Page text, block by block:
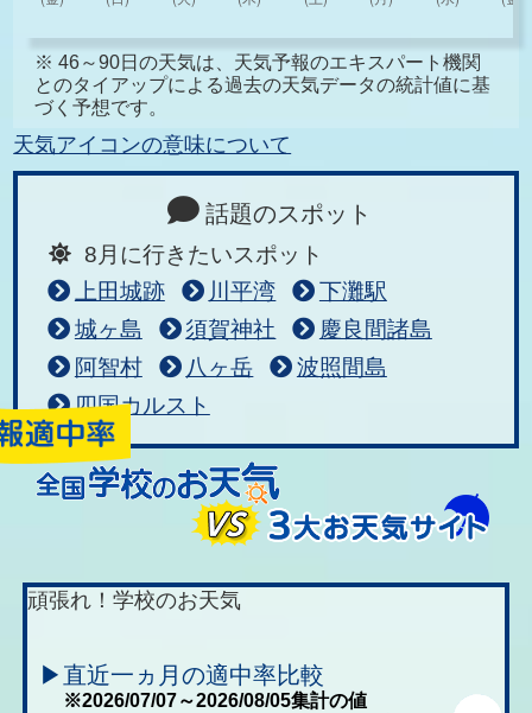
※ 46～90日の天気は、天気予報のエキスパート機関
とのタイアップによる過去の天気データの統計値に基
づく予想です。
天気アイコンの意味について
話題のスポット
8月に行きたいスポット
上田城跡
川平湾
下灘駅
城ヶ島
須賀神社
慶良間諸島
阿智村
八ヶ岳
波照間島
四国カルスト
頑張れ！学校のお天気
▶直近一ヵ月の適中率比較
※2026/07/07～2026/08/05集計の値